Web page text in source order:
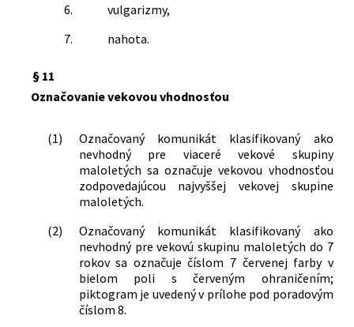
6.
vulgarizmy,
7.
nahota.
§ 11
Označovanie vekovou vhodnosťou
(1)
Označovaný komunikát klasifikovaný ako
nevhodný pre viaceré vekové skupiny
maloletých sa označuje vekovou vhodnosťou
zodpovedajúcou najvyššej vekovej skupine
maloletých.
(2)
Označovaný komunikát klasifikovaný ako
nevhodný pre vekovú skupinu maloletých do 7
rokov sa označuje číslom 7 červenej farby v
bielom poli s červeným ohraničením;
piktogram je uvedený v prílohe pod poradovým
číslom 8.